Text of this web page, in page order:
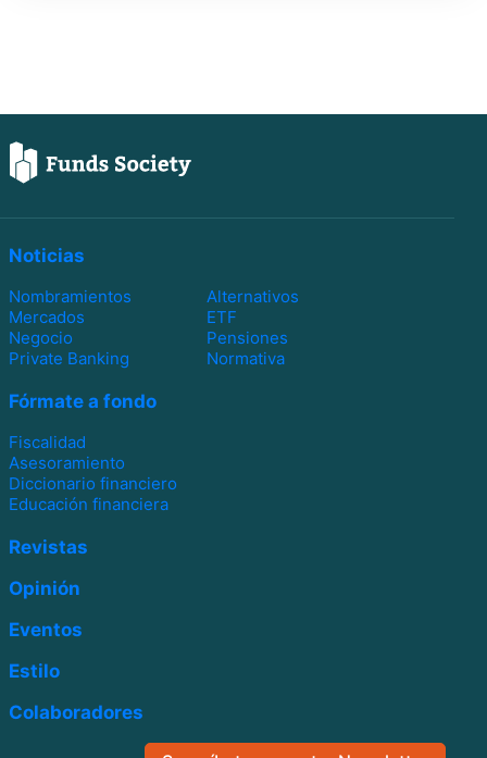
Noticias
Nombramientos
Alternativos
Mercados
ETF
Negocio
Pensiones
Private Banking
Normativa
Fórmate a fondo
Fiscalidad
Asesoramiento
Diccionario financiero
Educación financiera
Revistas
Opinión
Eventos
Estilo
Colaboradores